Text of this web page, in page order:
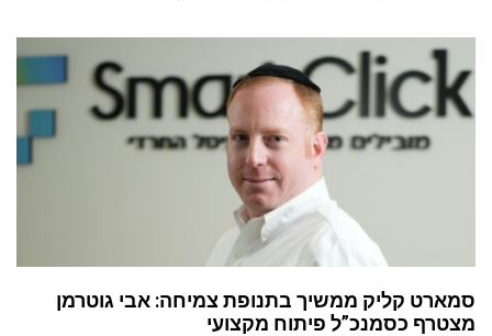
סמארט קליק ממשיך בתנופת צמיחה: אבי גוטרמן
מצטרף כסמנכ”ל פיתוח מקצועי